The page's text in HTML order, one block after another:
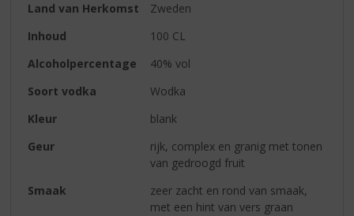
Land van Herkomst
Zweden
Inhoud
100 CL
Alcoholpercentage
40% vol
Soort vodka
Wodka
Kleur
blank
Geur
rijk, complex en granig met tonen
van gedroogd fruit
Smaak
zeer zacht en rond van smaak,
met een hint van vers graan